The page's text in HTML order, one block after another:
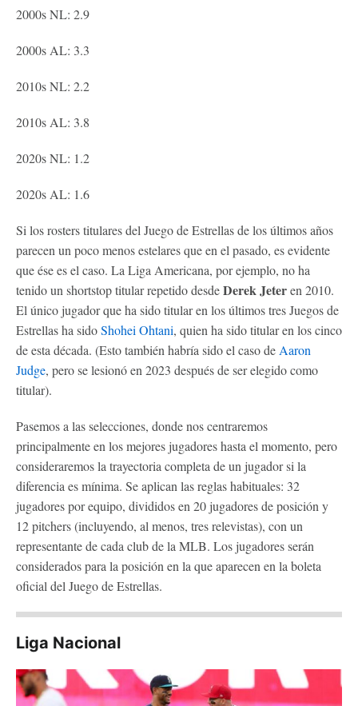
2000s NL: 2.9
2000s AL: 3.3
2010s NL: 2.2
2010s AL: 3.8
2020s NL: 1.2
2020s AL: 1.6
Si los rosters titulares del Juego de Estrellas de los últimos años
parecen un poco menos estelares que en el pasado, es evidente
que ése es el caso. La Liga Americana, por ejemplo, no ha
tenido un shortstop titular repetido desdeDerek Jeteren 2010.
El único jugador que ha sido titular en los últimos tres Juegos de
Estrellas ha sidoShohei Ohtani, quien ha sido titular en los cinco
de esta década. (Esto también habría sido el caso de Aaron
Judge, pero se lesionó en 2023 después de ser elegido como
titular).
Pasemos a las selecciones, donde nos centraremos
principalmente en los mejores jugadores hasta el momento, pero
consideraremos la trayectoria completa de un jugador si la
diferencia es mínima. Se aplican las reglas habituales: 32
jugadores por equipo, divididos en 20 jugadores de posición y
12 pitchers (incluyendo, al menos, tres relevistas), con un
representante de cada club de la MLB. Los jugadores serán
considerados para la posición en la que aparecen en la boleta
oficial del Juego de Estrellas.
Liga Nacional